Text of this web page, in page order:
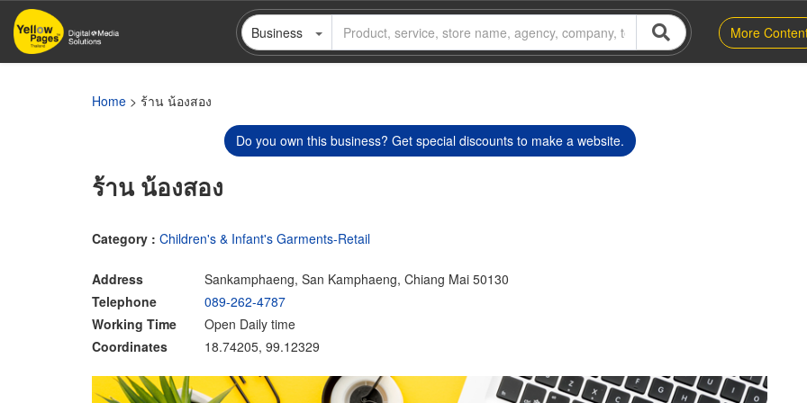
Skip
main
Business More
Home > ร้าน น้องสอง
Do you own this business? Get special discounts to make a website.
ร้าน น้องสอง
Category : Children's & Infant's Garments-Retail
Address
Sankamphaeng, San Kamphaeng, Chiang Mai 50130
Telephone
089-262-4787
Working Time
Open Daily time
Coordinates
18.74205, 99.12329